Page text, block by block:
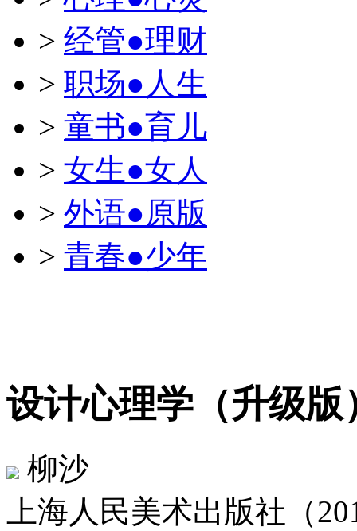
> 经管●理财
> 职场●人生
> 童书●育儿
> 女生●女人
> 外语●原版
> 青春●少年
设计心理学（升级
柳沙
上海人民美术出版社（